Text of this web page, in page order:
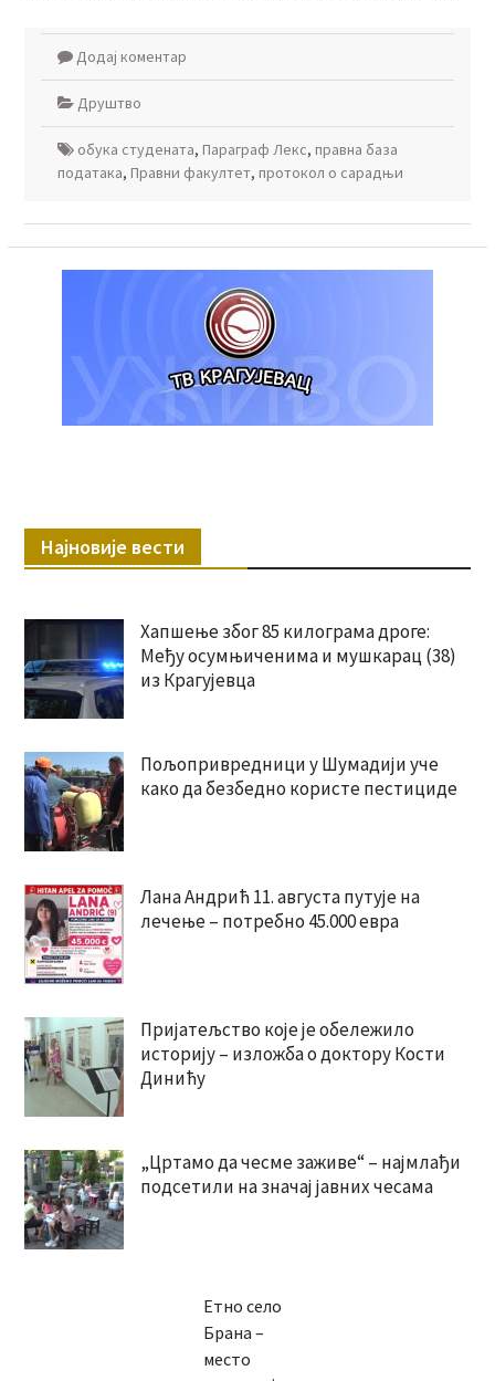
Додај коментар
Друштво
обука студената, Параграф Лекс, правна база
података, Правни факултет, протокол о сарадњи
Најновије вести
Хапшење због 85 килограма дроге:
Међу осумњиченима и мушкарац (38)
из Крагујевца
Пољопривредници у Шумадији уче
како да безбедно користе пестициде
Лана Андрић 11. августа путује на
лечење – потребно 45.000 евра
Пријатељство које је обележило
историју – изложба о доктору Кости
Динићу
„Цртамо да чесме заживе“ – најмлађи
подсетили на значај јавних чесама
Етно село
Брана –
место